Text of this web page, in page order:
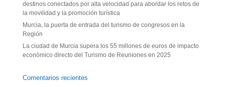
destinos conectados por alta velocidad para abordar los retos de
la movilidad y la promoción turística
Murcia, la puerta de entrada del turismo de congresos en la
Región
La ciudad de Murcia supera los 55 millones de euros de impacto
económico directo del Turismo de Reuniones en 2025
Comentarios recientes